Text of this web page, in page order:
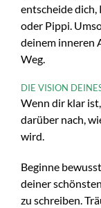
entscheide
oder Pippi.
deinem inneren
Weg.
DIE VISION
Wenn dir klar
darüber nach,
wird.
Beginne
deiner
zu schreiben.